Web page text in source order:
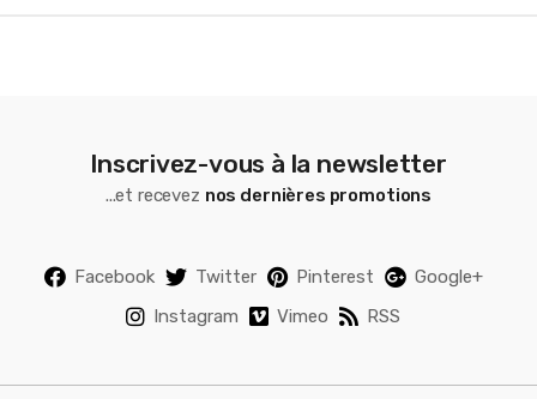
Inscrivez-vous à la newsletter
...et recevez nos dernières promotions
Facebook Twitter Pinterest
Google+
Instagram
Vimeo RSS